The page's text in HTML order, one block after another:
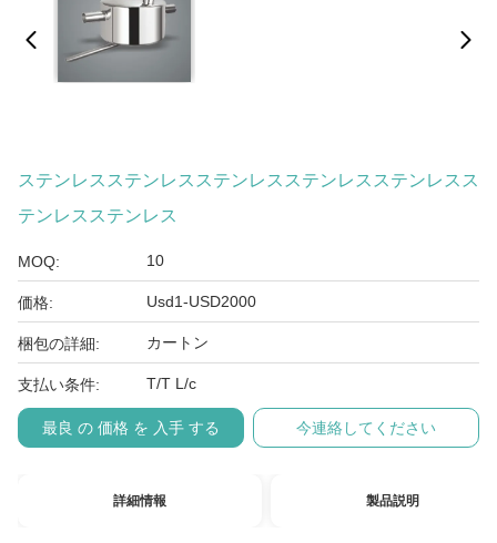
ステンレスステンレスステンレスステンレスステンレスス
テンレスステンレス
MOQ: 10
価格: Usd1-USD2000
梱包の詳細: カートン
支払い条件: T/T L/c
最良 の 価格 を 入手 する 今連絡してください
詳細情報 製品説明